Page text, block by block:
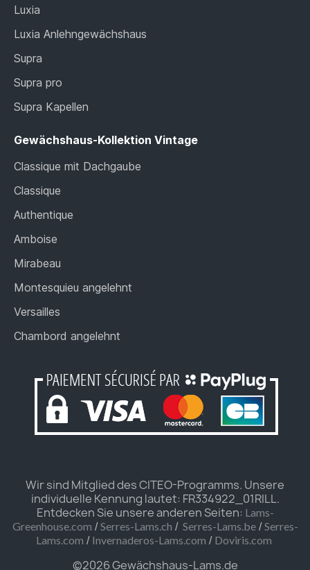
Luxia
Luxia Anlehngewächshaus
Supra
Supra pro
Supra Kapellen
Gewächshaus-Kollektion Vintage
Classique mit Dachgaube
Classique
Authentique
Amboise
Mirabeau
Montesquieu angelehnt
Versailles
Chambord angelehnt
Wir sind Mitglied des CITEO-Programms. Unsere
individuelle Kennung lautet: FR334922_01RILL.
Entdecken Sie unsere anderen Seiten: Lams-
Greenhouse.com / Serres-Lams.ch / Serres-Lams.be/ Serres-
Lams.com / Invernaderos-Lams.com / Doviris.com
©2026 Gewächshaus-Lams.de